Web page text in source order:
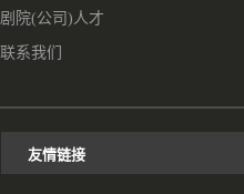
剧院(公司)人才
联系我们